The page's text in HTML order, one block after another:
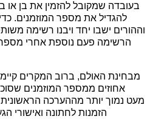
בעובדה שמקובל להזמין את בן או
להגדיל את מספר המוזמנים. כדי
וההורים ישבו יחד ויבנו רשימה
הרשימה פעם נוספת אחרי
מבחינת האולם, ברוב המקרים
אחוזים ממספר המוזמנים
מעט נמוך יותר מההערכה
הזמנות לחתונה ואישורי